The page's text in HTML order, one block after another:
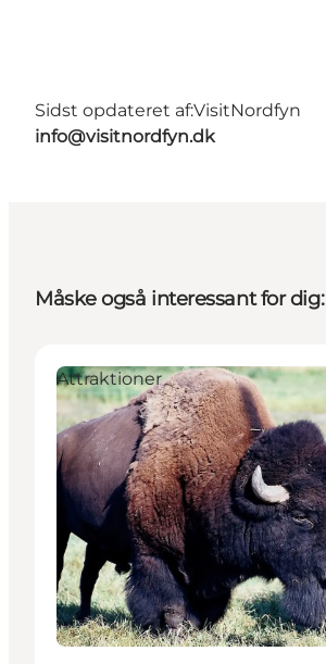
Sidst opdateret af:VisitNordfyn
info@visitnordfyn.dk
Måske også interessant for dig:
Attraktioner